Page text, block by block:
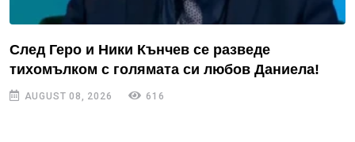
След Геро и Ники Кънчев се разведе
тихомълком с голямата си любов Даниела!
AUGUST 08, 2026 616